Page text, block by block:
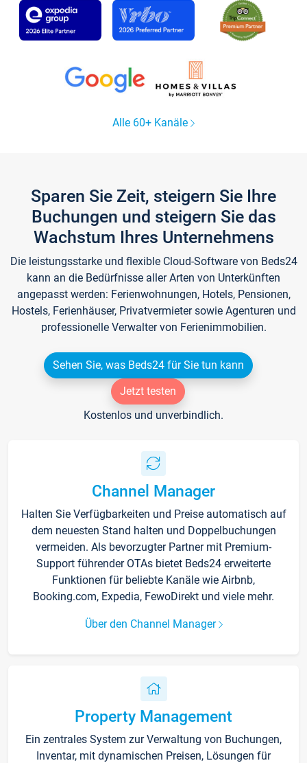
Alle 60+ Kanäle
Sparen Sie Zeit, steigern Sie Ihre
Buchungen und steigern Sie das
Wachstum Ihres Unternehmens
Die leistungsstarke und flexible Cloud-Software von Beds24
kann an die Bedürfnisse aller Arten von Unterkünften
angepasst werden: Ferienwohnungen, Hotels, Pensionen,
Hostels, Ferienhäuser, Privatvermieter sowie Agenturen und
professionelle Verwalter von Ferienimmobilien.
Sehen Sie, was Beds24 für Sie tun kann
Jetzt testen
Kostenlos und unverbindlich.
Channel Manager
Halten Sie Verfügbarkeiten und Preise automatisch auf
dem neuesten Stand halten und Doppelbuchungen
vermeiden. Als bevorzugter Partner mit Premium-
Support führender OTAs bietet Beds24 erweiterte
Funktionen für beliebte Kanäle wie Airbnb,
Booking.com, Expedia, FewoDirekt und viele mehr.
Über den Channel Manager
Property Management
Ein zentrales System zur Verwaltung von Buchungen,
Inventar, mit dynamischen Preisen, Lösungen für